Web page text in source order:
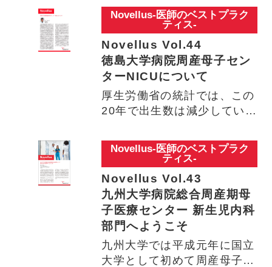
ー…
Novellus-医師のベストプラク
ティス-
Novellus Vol.44
徳島大学病院周産母子セン
ターNICUについて
厚生労働省の統計では、この
20年で出生数は減少している
超…
Novellus-医師のベストプラク
ティス-
Novellus Vol.43
九州大学病院総合周産期母
子医療センター 新生児内科
部門へようこそ
九州大学では平成元年に国立
大学として初めて周産母子セ